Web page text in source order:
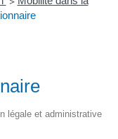
légale et administrative